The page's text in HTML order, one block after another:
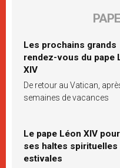
Les prochains grands
rendez-vous du pape
XIV
De retour au Vatican,
semaines de vacances
Le pape Léon XIV
ses haltes spirituelles
estivales